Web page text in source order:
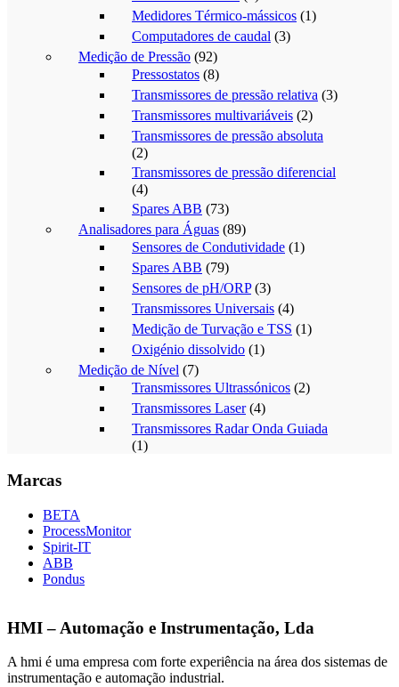
Medidores Térmico-mássicos (1)
Computadores de caudal (3)
Medição de Pressão (92)
Pressostatos (8)
Transmissores de pressão relativa (3)
Transmissores multivariáveis (2)
Transmissores de pressão absoluta
(2)
Transmissores de pressão diferencial
(4)
Spares ABB (73)
Analisadores para Águas (89)
Sensores de Condutividade (1)
Spares ABB (79)
Sensores de pH/ORP (3)
Transmissores Universais (4)
Medição de Turvação e TSS (1)
Oxigénio dissolvido (1)
Medição de Nível (7)
Transmissores Ultrassónicos (2)
Transmissores Laser (4)
Transmissores Radar Onda Guiada
(1)
Marcas
BETA
ProcessMonitor
Spirit-IT
ABB
Pondus
HMI – Automação e Instrumentação, Lda
A hmi é uma empresa com forte experiência na área dos sistemas de
instrumentação e automação industrial.